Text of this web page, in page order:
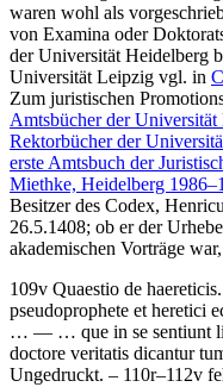
waren wohl als
von Examina oder
der Universität Heidelberg
Universität Leipzig vgl. in
Zum juristischen
Amtsbücher der
Rektorbücher der
erste Amtsbuch der
Miethke, Heidelberg
Besitzer des Codex,
26.5.1408; ob er der
akademischen Vorträge
109v Quaestio de haereticis.
pseudoprophete et heretici
… — … que in se sentiunt
doctore veritatis dicantur
Ungedruckt. – 110r–112v